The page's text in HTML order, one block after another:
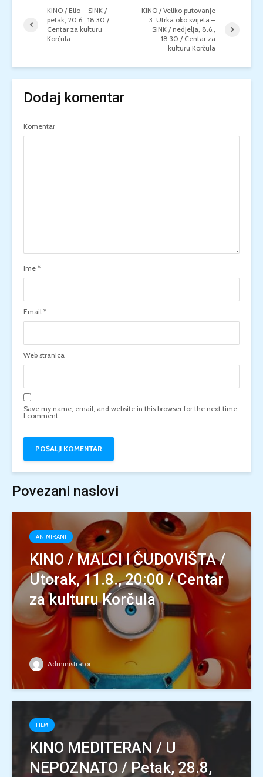
KINO / Elio – SINK /
petak, 20.6., 18:30 /
Centar za kulturu
Korčula
KINO / Veliko putovanje
3: Utrka oko svijeta –
SINK / nedjelja, 8.6.,
18:30 / Centar za
kulturu Korčula
Dodaj komentar
Komentar
Ime *
Email *
Web stranica
Save my name, email, and website in this browser for the next time
I comment.
Povezani naslovi
ANIMIRANI
KINO / MALCI I ČUDOVIŠTA /
Utorak, 11.8., 20:00 / Centar
za kulturu Korčula
Administrator
FILM
KINO MEDITERAN / U
NEPOZNATO / Petak, 28.8,